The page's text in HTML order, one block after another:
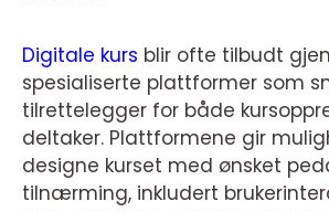
Digitale kurs blir ofte tilbudt
spesialiserte plattformer som
tilrettelegger for både
deltaker. Plattformene gir
designe kurset med ønsket
tilnærming, inkludert